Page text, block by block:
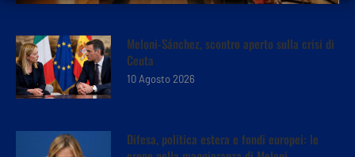
Meloni-Sánchez, scontro aperto sulla crisi di
Ceuta
10 Agosto 2026
Difesa, politica estera e fondi europei: le